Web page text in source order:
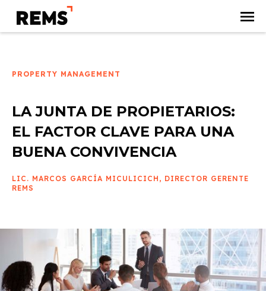
PROPERTY MANAGEMENT
LA JUNTA DE PROPIETARIOS:
EL FACTOR CLAVE PARA UNA
BUENA CONVIVENCIA
LIC. MARCOS GARCÍA MICULICICH, DIRECTOR GERENTE
REMS